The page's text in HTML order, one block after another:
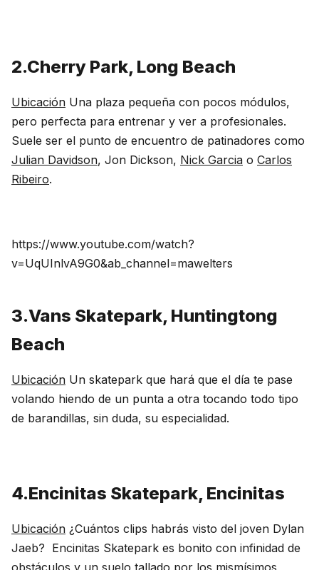
2.Cherry Park, Long Beach
Ubicación Una plaza pequeña con pocos módulos,
pero perfecta para entrenar y ver a profesionales.
Suele ser el punto de encuentro de patinadores como
Julian Davidson, Jon Dickson, Nick Garcia o Carlos
Ribeiro.
https://www.youtube.com/watch?
v=UqUInlvA9G0&ab_channel=mawelters
3.Vans Skatepark, Huntingtong
Beach
Ubicación Un skatepark que hará que el día te pase
volando hiendo de un punta a otra tocando todo tipo
de barandillas, sin duda, su especialidad.
4.Encinitas Skatepark, Encinitas
Ubicación ¿Cuántos clips habrás visto del joven Dylan
Jaeb? Encinitas Skatepark es bonito con infinidad de
obstáculos y un suelo tallado por los mismísimos